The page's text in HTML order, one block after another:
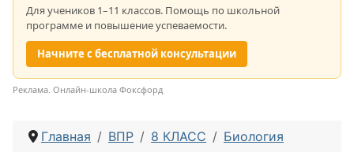
Для учеников 1–11 классов. Помощь по школьной
программе и повышение успеваемости.
Начните с бесплатной консультации
Реклама. Онлайн-школа Фоксфорд
Главная ВПР 8 КЛАСС Биология